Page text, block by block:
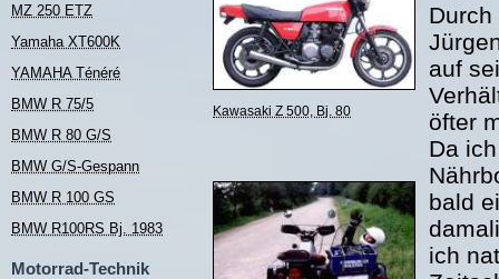
MZ 250 ETZ
Yamaha XT600K
YAMAHA Ténéré
BMW R 75/5
BMW R 80 G/S
BMW G/S-Gespann
BMW R 100 GS
BMW R100RS Bj. 1983
Motorrad-Technik
auf
öfter
Da
bald
ich
Kawasaki Z 500, Bj. 80